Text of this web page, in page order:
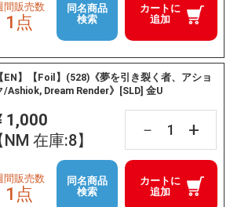
カートに
追加
間販売数
1点
同名商品
検索
【EN】【Foil】(528)《夢を引き裂く者、アショ
/Ashiok, Dream Render》[SLD] 金U
1,000
NM 在庫:8】
－ +
カートに
追加
間販売数
1点
同名商品
検索